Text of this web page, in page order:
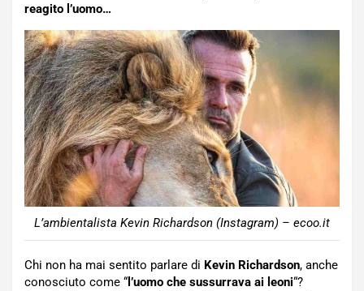
reagito l’uomo…
L’ambientalista Kevin Richardson (Instagram) – ecoo.it
Chi non ha mai sentito parlare di Kevin Richardson, anche
conosciuto come “ l’uomo che sussurrava ai leoni“?